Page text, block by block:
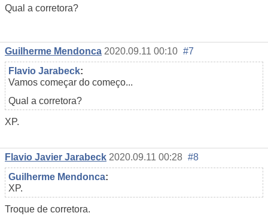
Qual a corretora?
Guilherme Mendonca 2020.09.11 00:10 #7
Flavio Jarabeck:
Vamos começar do começo...
Qual a corretora?
XP.
Flavio Javier Jarabeck 2020.09.11 00:28 #8
Guilherme Mendonca:
XP.
Troque de corretora.